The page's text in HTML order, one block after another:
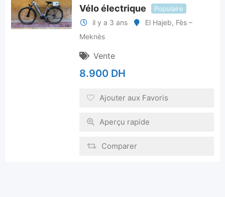
Vélo électrique Populaire
il y a 3 ans El Hajeb, Fès –
Meknès
Vente
8.900 DH
Ajouter aux Favoris
Aperçu rapide
Comparer